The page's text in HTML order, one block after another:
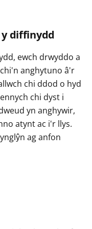
y diffinydd
ewch drwyddo a
anghytuno â'r
chi ddod o hyd
chi dyst i
yn anghywir,
atynt ac i'r llys.
ag anfon